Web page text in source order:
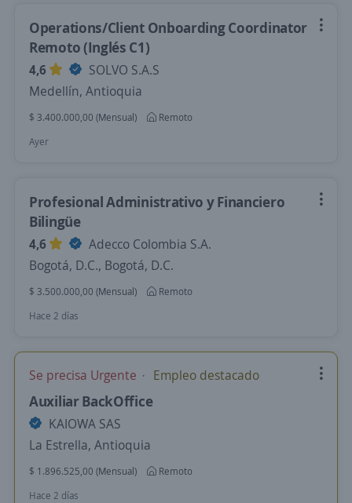
Operations/Client Onboarding Coordinator
Remoto (Inglés C1)
4,6
SOLVO S.A.S
Medellín, Antioquia
$ 3.400.000,00 (Mensual)
Remoto
Ayer
Profesional Administrativo y Financiero
Bilingüe
4,6
Adecco Colombia S.A.
Bogotá, D.C., Bogotá, D.C.
$ 3.500.000,00 (Mensual)
Remoto
Hace 2 días
Se precisa Urgente Empleo destacado
Auxiliar BackOffice
KAIOWA SAS
La Estrella, Antioquia
$ 1.896.525,00 (Mensual)
Remoto
Hace 2 días